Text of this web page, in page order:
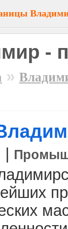
-
»